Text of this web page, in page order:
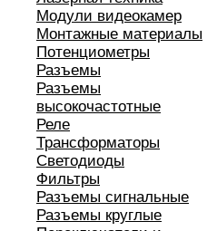
Модули видеокамер
Монтажные материалы
Потенциометры
Разъемы
Разъемы
высокочастотные
Реле
Трансформаторы
Светодиоды
Фильтры
Разъемы сигнальные
Разъемы круглые